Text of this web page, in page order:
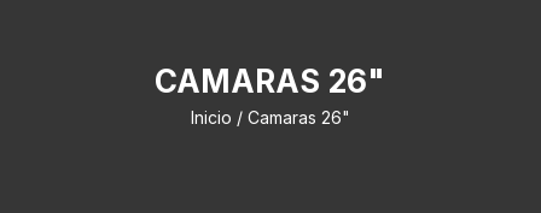
CAMARAS 26"
Inicio / Camaras 26"